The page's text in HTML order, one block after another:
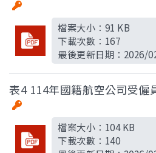
檔案大小： 91 KB
下載次數： 167
最後更新日期： 2026/
表4 114年國籍航空公司受僱
檔案大小： 104 KB
下載次數： 140